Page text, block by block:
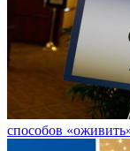
способов